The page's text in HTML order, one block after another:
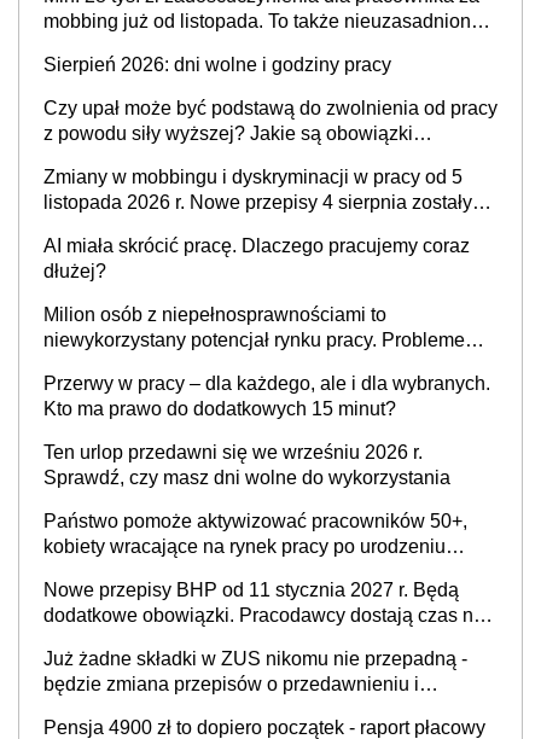
mobbing już od listopada. To także nieuzasadniona
Sierpień 2026: dni wolne i godziny pracy
Czy upał może być podstawą do zwolnienia od pracy
z powodu siły wyższej? Jakie są obowiązki
Zmiany w mobbingu i dyskryminacji w pracy od 5
listopada 2026 r. Nowe przepisy 4 sierpnia zostały
AI miała skrócić pracę. Dlaczego pracujemy coraz
dłużej?
Milion osób z niepełnosprawnościami to
niewykorzystany potencjał rynku pracy. Problemem
refundacji, ale bariery po stronie systemu i
świadomości pracodawców [WYWIAD]
Przerwy w pracy – dla każdego, ale i dla wybranych.
Kto ma prawo do dodatkowych 15 minut?
Ten urlop przedawni się we wrześniu 2026 r.
Sprawdź, czy masz dni wolne do wykorzystania
Państwo pomoże aktywizować pracowników 50+,
kobiety wracające na rynek pracy po urodzeniu
neuroatypowe. Powstanie Fundusz na rzecz
Inkluzywności w Zatrudnianiu?
Nowe przepisy BHP od 11 stycznia 2027 r. Będą
dodatkowe obowiązki. Pracodawcy dostają czas na
Już żadne składki w ZUS nikomu nie przepadną -
będzie zmiana przepisów o przedawnieniu i
Pensja 4900 zł to dopiero początek - raport płacowy